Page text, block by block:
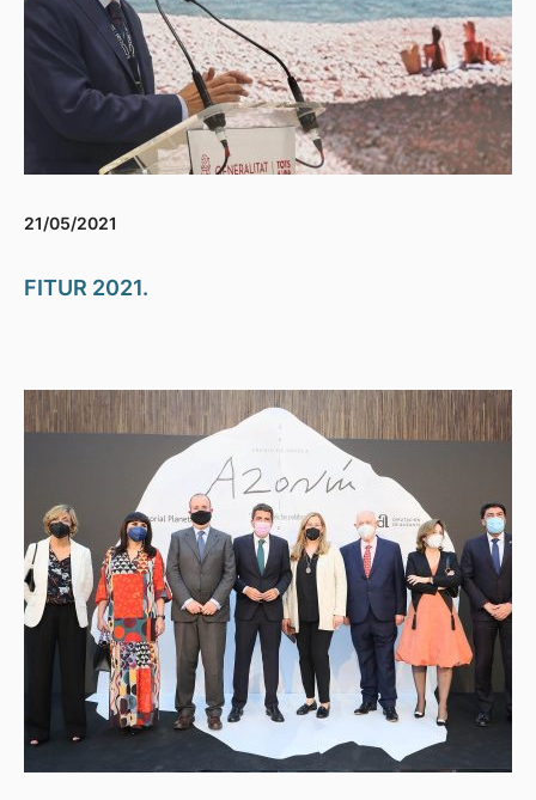
21/05/2021
FITUR 2021.